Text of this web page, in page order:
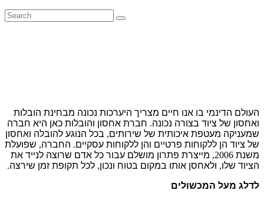
העולם הדינמי בו אנו חיים מצריך היערכות נכונה מבחינת הובלות
ואחסון של ציוד בצורה נכונה. חברת אחסון והובלות כאן היא חברה
שמעניקה מעטפת איכותית של שירותים, בכל הנוגע להובלה ואחסון
של ציוד הן ללקוחות פרטיים והן ללקוחות עסקיים. החברה, שפועלת
משנת 2006, מייצרת פתרון מושלם עבור כל אדם שרוצה לנייד את
הציוד שלו, ולאחסן אותו במקום בטוח ונכון, לכל תקופת זמן שירצה.
לדלג מעל המכשולים